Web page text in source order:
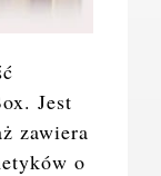
Jest
zawiera
o